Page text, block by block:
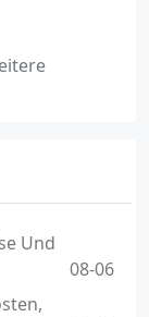
Und
08-06